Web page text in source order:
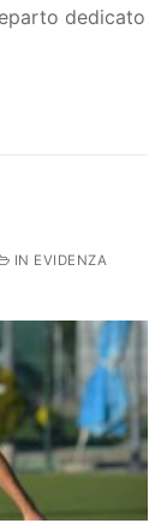
dedicato
IN EVIDENZA